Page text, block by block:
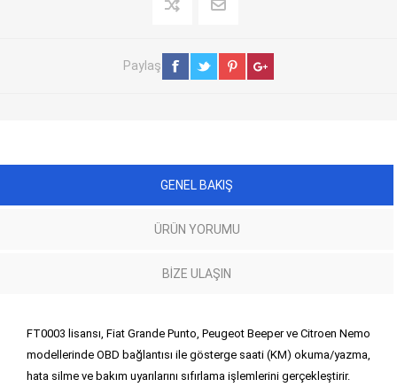
Paylaş
GENEL BAKIŞ
ÜRÜN YORUMU
BIZE ULAŞIN
FT0003 lisansı, Fiat Grande Punto, Peugeot Beeper ve Citroen Nemo
modellerinde OBD bağlantısı ile gösterge saati (KM) okuma/yazma,
hata silme ve bakım uyarılarını sıfırlama işlemlerini gerçekleştirir.